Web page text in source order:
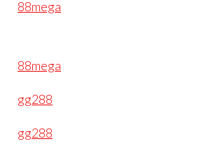
88mega
88mega
gg288
gg288